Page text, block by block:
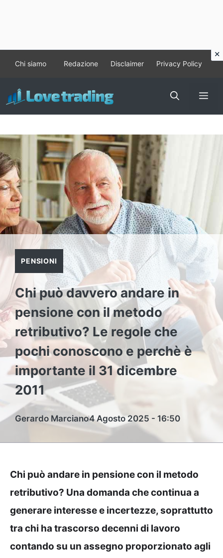
contenuto
Chi siamo Redazione Disclaimer Privacy Policy
PENSIONI
Chi può davvero andare in
pensione con il metodo
retributivo? Le regole che
pochi conoscono e perchè è
importante il 31 dicembre
2011
Gerardo Marciano4 Agosto 2025 - 16:50
Chi può andare in pensione con il metodo
retributivo? Una domanda che continua a
generare interesse e incertezze, soprattutto
tra chi ha trascorso decenni di lavoro
contando su un assegno proporzionato agli